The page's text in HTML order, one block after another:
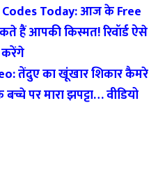
Codes Today: आज के Free
हैं आपकी किस्मत! रिवॉर्ड ऐसे
तेंदुए का खूंखार शिकार कैमरे
पर मारा झपट्टा… वीडियो